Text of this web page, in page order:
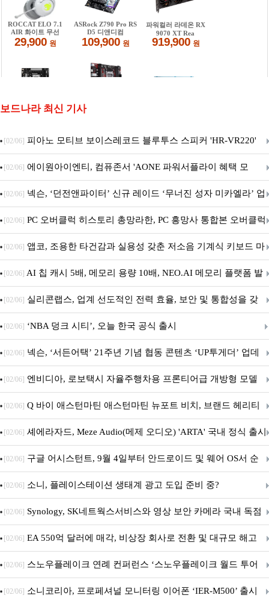
보드나라 최신 기사
[02/06] 피아노 모티브 보이스레코드 블루투스 스피커 'HR-VR220'
출시
[02/06] 에이원아이엔티, 컴퓨존서 'AONE 파워서플라이 혜택 모
음.ZIP' 이벤트 진행
[02/06] 넥슨, ‘던전앤파이터’ 신규 레이드 ‘무너진 성자 미카엘라’ 업
데이트!
[02/06] PC 오버클럭 히스토리 총망라한, PC 흥망사 통합본 오버클럭
특집(1-4편)
[02/06] 앱코, 조용한 타건감과 실용성 갖춘 저소음 기계식 키보드 마
우스 세트 'KM580' 출시
[02/06] AI 칩 캐시 5배, 메모리 용량 10배, NEO.AI 메모리 플랫폼 발
표
[02/06] 실리콘랩스, 업계 선도적인 전력 효율, 보안 및 통합성을 갖
춘 초저전력 블루투스 LE SoC ‘BG2B’ 공개
[02/06] ‘NBA 덩크 시티’, 오늘 한국 공식 출시
[02/06] 넥슨, ‘서든어택’ 21주년 기념 협동 콘텐츠 ‘UP투게더’ 업데
이트
[02/06] 엔비디아, 로보택시 자율주행차용 프론티어급 개방형 모델
‘알파마요 2 슈퍼’ 상업적 이용 가능
[02/06] Q 바이 애스턴마틴 애스턴마틴 뉴포트 비치, 브랜드 헤리티
지 담은 ‘헤리티지 에디션 컬렉션’ 공개
[02/06] 셰에라자드, Meze Audio(메제 오디오) 'ARTA' 국내 정식 출시
[02/06] 구글 어시스턴트, 9월 4일부터 안드로이드 및 웨어 OS서 순
차 서비스 종료
[02/06] 소니, 플레이스테이션 생태계 광고 도입 준비 중?
[02/06] Synology, SK네트웍스서비스와 영상 보안 카메라 국내 독점
판매 파트너십 체결
[02/06] EA 550억 달러에 매각, 비상장 회사로 전환 및 대규모 해고
전망
[02/06] 스노우플레이크 연례 컨퍼런스 ‘스노우플레이크 월드 투어
서울’ 개최
[02/06] 소니코리아, 프로페셔널 모니터링 이어폰 ‘IER-M500’ 출시